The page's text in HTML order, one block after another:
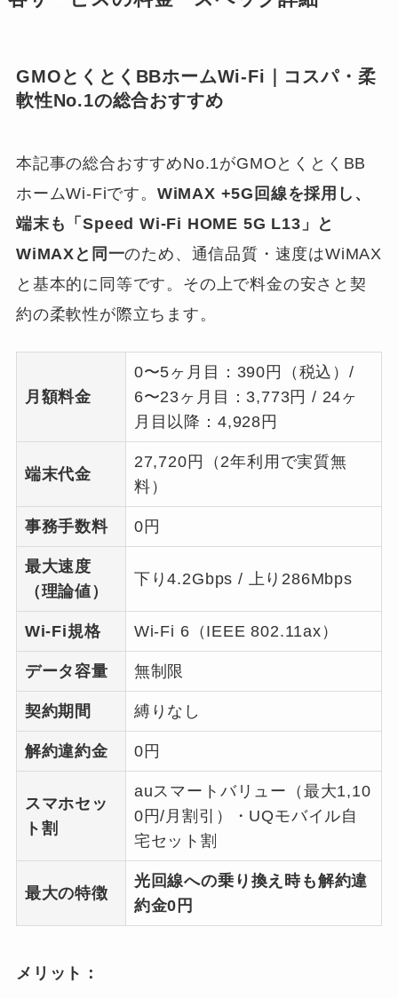
GMOとくとくBBホームWi-Fi｜コスパ・柔
軟性No.1の総合おすすめ
本記事の総合おすすめNo.1がGMOとくとくBB
ホームWi-Fiです。 WiMAX +5G回線を採用し、
端末も「Speed Wi-Fi HOME 5G L13」と
WiMAXと同一のため、通信品質・速度はWiMAX
と基本的に同等です。その上で料金の安さと契
約の柔軟性が際立ちます。
月額料金
0〜5ヶ月目：390円（税込）/
6〜23ヶ月目：3,773円 / 24ヶ
月目以降：4,928円
端末代金
27,720円（2年利用で実質無
料）
事務手数料 0円
最大速度
（理論値）
下り4.2Gbps / 上り286Mbps
Wi-Fi規格 Wi-Fi 6（IEEE 802.11ax）
データ容量 無制限
契約期間 縛りなし
解約違約金 0円
スマホセッ
ト割
auスマートバリュー（最大1,10
0円/月割引）・UQモバイル自
宅セット割
最大の特徴
光回線への乗り換え時も解約違
約金0円
メリット：